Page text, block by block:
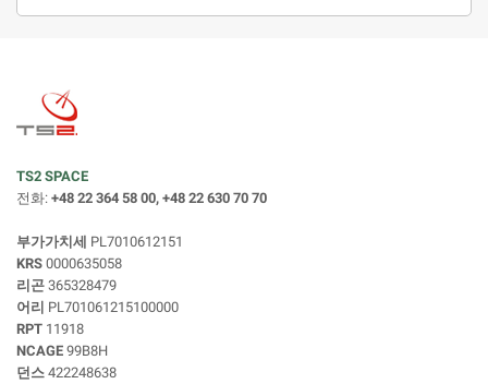
TS2 SPACE
전화: +48 22 364 58 00, +48 22 630 70 70
부가가치세 PL7010612151
KRS 0000635058
리곤 365328479
어리 PL701061215100000
RPT 11918
NCAGE 99B8H
던스 422248638